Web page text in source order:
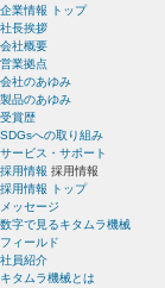
企業情報 トップ
社長挨拶
会社概要
営業拠点
会社のあゆみ
製品のあゆみ
受賞歴
SDGsへの取り組み
サービス・サポート
採用情報 採用情報
採用情報 トップ
メッセージ
数字で見るキタムラ機械
フィールド
社員紹介
キタムラ機械とは